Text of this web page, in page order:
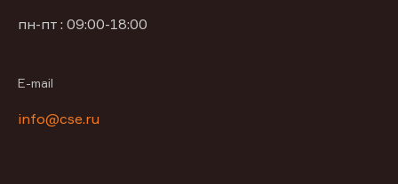
пн-пт : 09:00-18:00
E-mail
info@cse.ru